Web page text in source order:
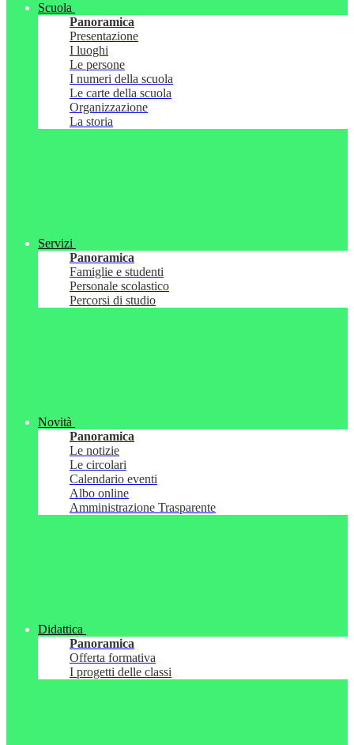
Scuola
Panoramica
Presentazione
I luoghi
Le persone
I numeri della scuola
Le carte della scuola
Organizzazione
La storia
Servizi
Panoramica
Famiglie e studenti
Personale scolastico
Percorsi di studio
Novità
Panoramica
Le notizie
Le circolari
Calendario eventi
Albo online
Amministrazione Trasparente
Didattica
Panoramica
Offerta formativa
I progetti delle classi